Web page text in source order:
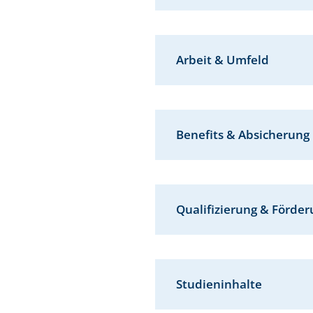
Arbeit & Umfeld
Benefits & Absicherung
Qualifizierung &
Studieninhalte